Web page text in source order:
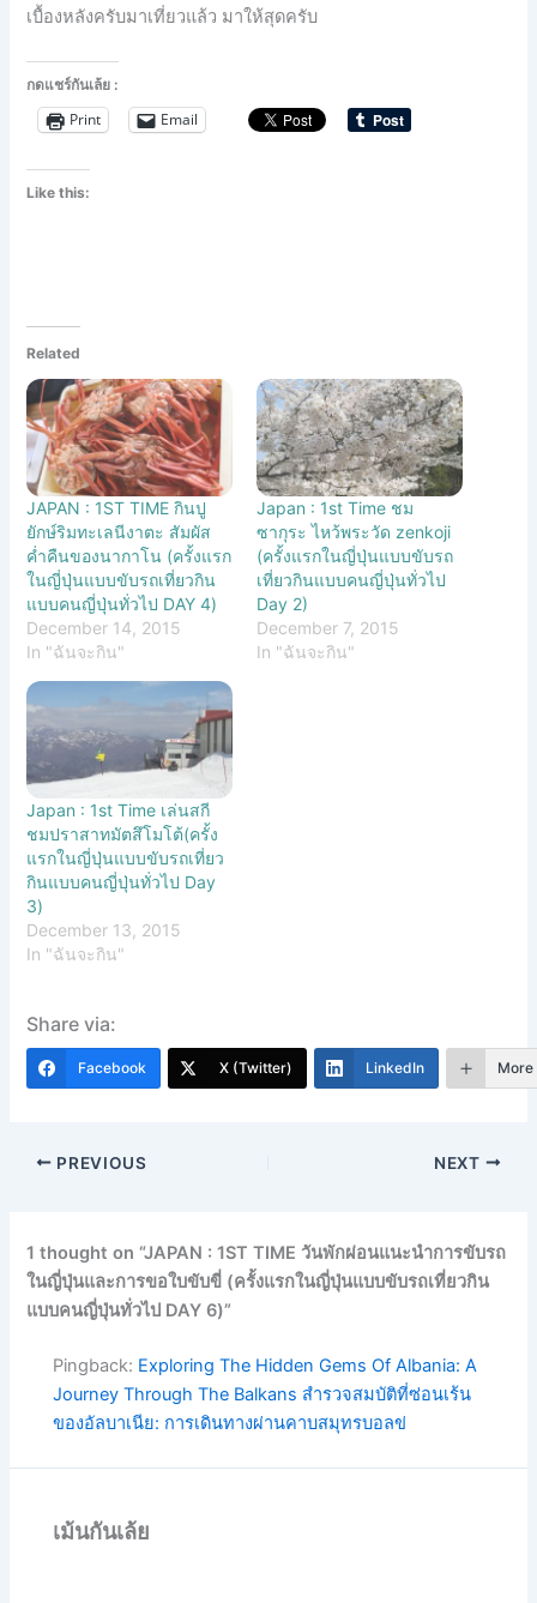
เบื้องหลังครับมาเที่ยวแล้ว มาให้สุดครับ
กดแชร์กันเล้ย :
Print Email
Like this:
Related
JAPAN : 1ST TIME กินปู
ยักษ์ริมทะเลนีงาตะ สัมผัส
ค่ำคืนของนากาโน (ครั้งแรก
ในญี่ปุ่นแบบขับรถเที่ยวกิน
แบบคนญี่ปุ่นทั่วไป DAY 4)
December 14, 2015
In "ฉันจะกิน"
Japan : 1st Time ชม
ซากุระ ไหว้พระวัด zenkoji
(ครั้งแรกในญี่ปุ่นแบบขับรถ
เที่ยวกินแบบคนญี่ปุ่นทั่วไป
Day 2)
December 7, 2015
In "ฉันจะกิน"
Japan : 1st Time เล่นสกี
ชมปราสาทมัตสึโมโต้(ครั้ง
แรกในญี่ปุ่นแบบขับรถเที่ยว
กินแบบคนญี่ปุ่นทั่วไป Day
3)
December 13, 2015
In "ฉันจะกิน"
Share via:
Facebook X (Twitter) LinkedIn More
PREVIOUS NEXT
1 thought on “JAPAN : 1ST TIME วันพักผ่อนแนะนำการขับรถ
ในญี่ปุ่นและการขอใบขับขี่ (ครั้งแรกในญี่ปุ่นแบบขับรถเที่ยวกิน
แบบคนญี่ปุ่นทั่วไป DAY 6)”
Pingback: Exploring The Hidden Gems Of Albania: A
Journey Through The Balkans สำรวจสมบัติที่ซ่อนเร้น
ของอัลบาเนีย: การเดินทางผ่านคาบสมุทรบอลข่
เม้นกันเล้ย